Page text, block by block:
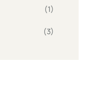
(1)
(3)